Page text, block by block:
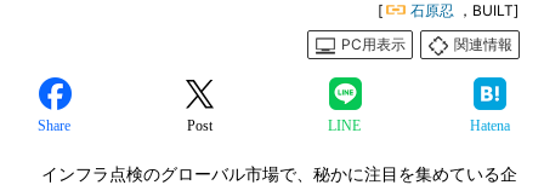
[ 石原忍 ，BUILT]
PC用表示
関連情報
Share Post LINE Hatena
インフラ点検のグローバル市場で、秘かに注目を集めている企